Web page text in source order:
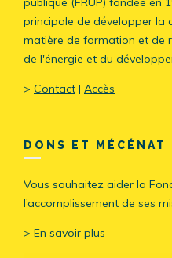
principale de développer la
matière de formation et de
de l'énergie et du
> Contact | Accès
DONS ET MÉCÉNAT
Vous souhaitez aider la
l’accomplissement de ses
> En savoir plus